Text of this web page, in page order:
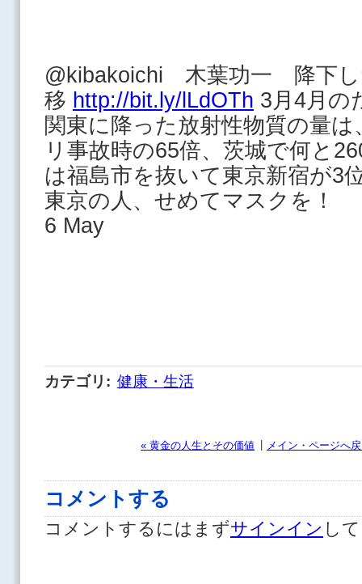
@kibakoichi 木葉功一 降下し
移 http://bit.ly/lLdOTh 3月4月の
関東に降った放射性物質の量
リ事故時の65倍、茨城で何と
は福島市を抜いて東京新宿が3
東京の人、せめてマスクを！
6 May
カテゴリ : 健康・生活
« 黄金の人生とその価値 メイン・ページへ
コメントする
コメントするにはまずサインイン し